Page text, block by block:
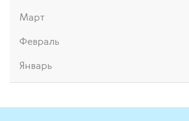
Март
Февраль
Январь